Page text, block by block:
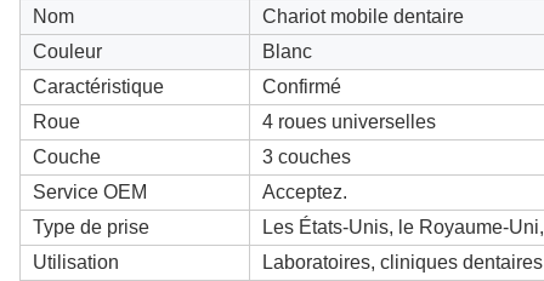
Nom
Chariot mobile dentaire
Couleur
Blanc
Caractéristique
Confirmé
Roue
4 roues universelles
Couche
3 couches
Service OEM
Acceptez.
Type de prise
Les États-Unis, le Royaume-
Utilisation
Laboratoires, cliniques